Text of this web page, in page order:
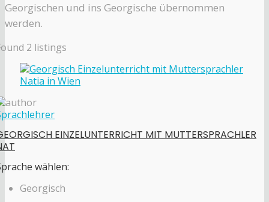
Georgischen und ins Georgische übernommen
werden.
2 listings
EINZELUNTERRICHT MIT MUTTERSPRACHLER
wählen:
Georgisch